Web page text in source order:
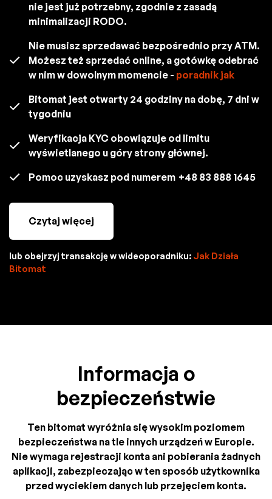
nie jest już potrzebny, zgodnie z zasadą
minimalizacji RODO.
Nie musisz sprzedawać bezpośrednio przy ATM.
Możesz też sprzedać online, a gotówkę odebrać
w nim w dowolnym momencie - poradnik jak
Bitomat jest otwarty 24 godziny na dobę, 7 dni w
tygodniu
Weryfikacja KYC obowiązuje od limitu
wyświetlanego u góry strony głównej.
Pomoc uzyskasz pod numerem +48 83 888 1645
Czytaj więcej
lub obejrzyj transakcję w wideoporadniku: Jak Działa
Bitomat
Informacja o
bezpieczeństwie
Ten bitomat wyróżnia się wysokim poziomem
bezpieczeństwa na tle innych urządzeń w Europie.
Nie wymaga rejestracji konta ani pobierania żadnych
aplikacji, zabezpieczając w ten sposób użytkownika
przed wyciekiem danych lub przejęciem konta.